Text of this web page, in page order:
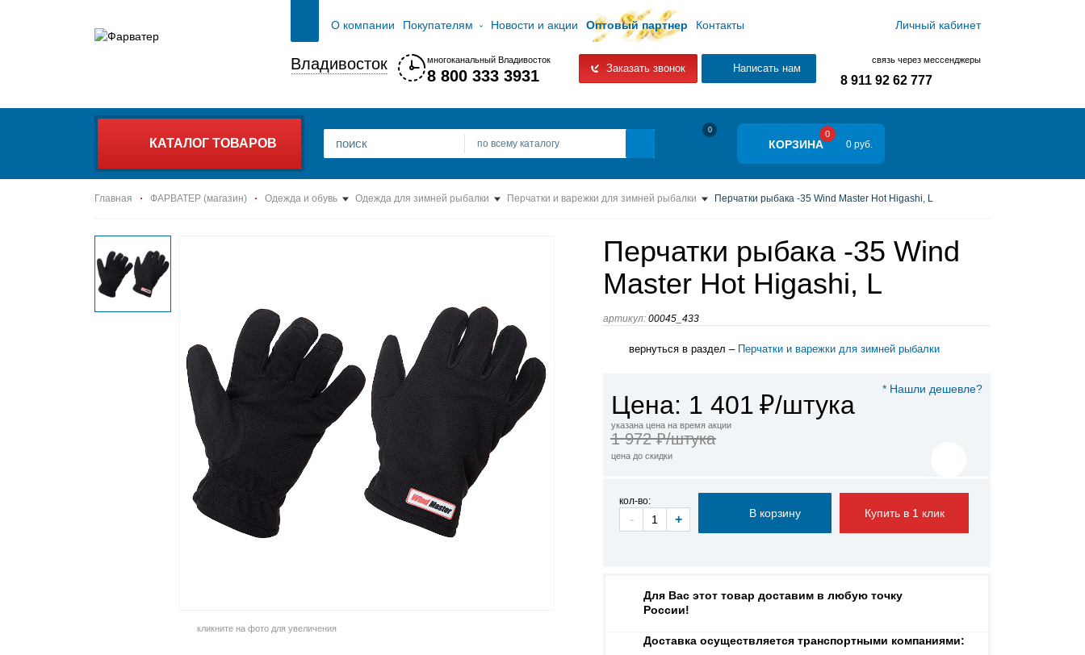
О компании Покупателям Новости и акции Оптовый партнер Контакты Личный кабинет
Владивосток многоканальный Владивосток
8 800 333 3931 Заказать звонок Написать нам
связь через мессенджеры
8 911 92 62 777
КАТАЛОГ ТОВАРОВ по всему каталогу
0
КОРЗИНА
0
0 руб.
Главная ФАРВАТЕР (магазин) Одежда и обувь Одежда для зимней рыбалки Перчатки и варежки для зимней рыбалки Перчатки рыбака -35 Wind Master Hot Higashi, L
Перчатки рыбака -35 Wind
Master Hot Higashi, L
артикул: 00045_433
вернуться в раздел – Перчатки и варежки для зимней рыбалки
кликните на фото для увеличения
* Нашли дешевле?
Цена: 1 401 ₽/штука
указана цена на время акции
1 972 ₽/штука
цена до скидки
кол-во:
- + Купить в 1 клик
Для Вас этот товар доставим в любую точку
России!
Доставка осуществляется транспортными компаниями: